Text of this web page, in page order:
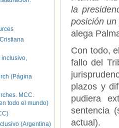
la
posición
alega
Con todo,
fallo del
plazos y
pudiera
sentencia
actual).
inclusivo,
(Página
MCC.
todo el mundo)
(Argentina)